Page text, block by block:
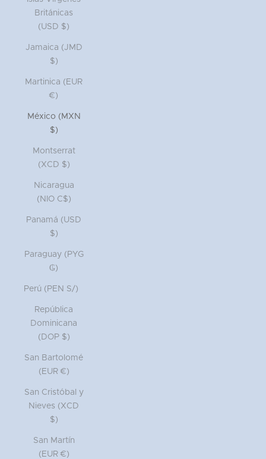
Británicas
(USD $)
Jamaica (JMD
$)
Martinica (EUR
€)
México (MXN
$)
Montserrat
(XCD $)
Nicaragua
(NIO C$)
Panamá (USD
$)
Paraguay (PYG
₲)
Perú (PEN S/)
República
Dominicana
(DOP $)
San Bartolomé
(EUR €)
San Cristóbal y
Nieves (XCD
$)
San Martín
(EUR €)